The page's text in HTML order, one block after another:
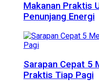
Makanan Praktis
Penunjang Energi
Sarapan Cepat 5
Praktis Tiap Pagi